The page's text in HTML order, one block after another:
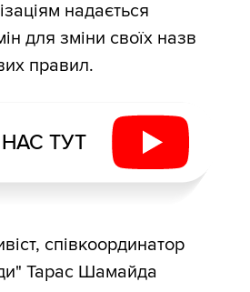
надається
для зміни своїх назв
правил.
ТУТ
співкоординатор
Тарас Шамайда